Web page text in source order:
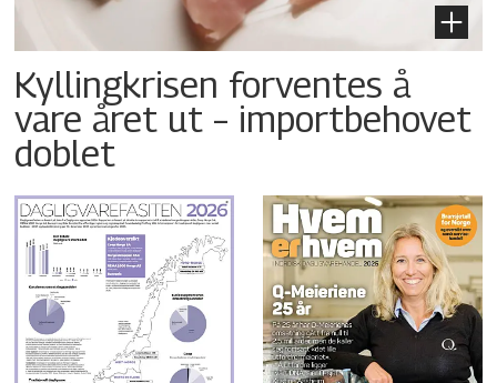
Kyllingkrisen forventes å
vare året ut – importbehovet
doblet